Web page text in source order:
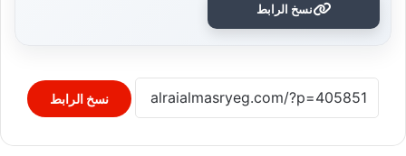
نسخ الرابط
نسخ الرابط